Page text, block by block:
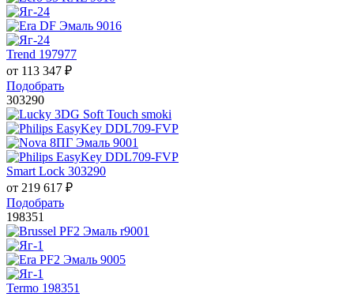
Trend 197977
от 113 347 ₽
Подобрать
303290
Smart Lock 303290
от 219 617 ₽
Подобрать
198351
Termo 198351